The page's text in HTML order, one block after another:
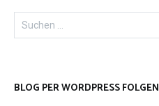
nach:
BLOG PER WORDPRESS FOLGEN